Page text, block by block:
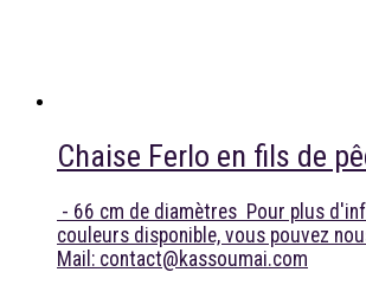
Chaise Ferlo en fils de
- 66 cm de diamètres Pour plus
couleurs disponible, vous pouvez
Mail: contact@kassoumai.com